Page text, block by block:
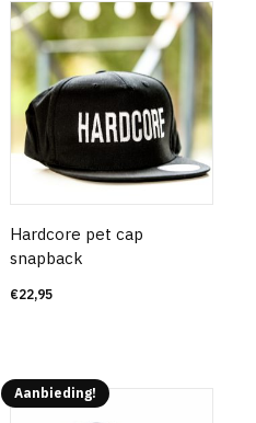
Hardcore pet cap
snapback
€22,95
Aanbieding!